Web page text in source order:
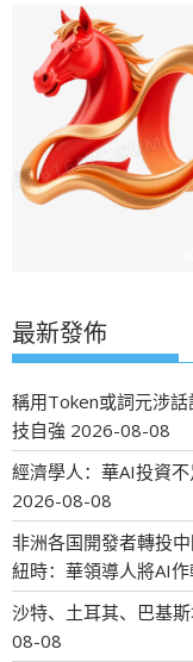
最新發佈
稱用Token或詞元涉
技自強 2026-08-08
經濟學人：華AI投資
2026-08-08
非洲各国開發者轉投
紐時：華領導人將AI
沙特、土耳其、巴基
08-08